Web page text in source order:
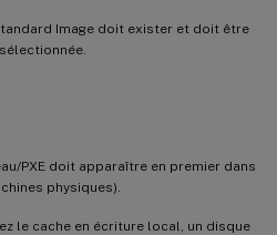
Image doit exister et doit être
PXE doit apparaître en premier dans
physiques).
le cache en écriture local, un disque